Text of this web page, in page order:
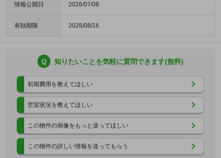
情報公開日 2026/07/08
有効期限 2026/08/16
Q 知りたいことを気軽に質問できます(無料)
初期費用を教えてほしい
空室状況を教えてほしい
この物件の画像をもっと送ってほしい
この物件の詳しい情報を送ってもらう